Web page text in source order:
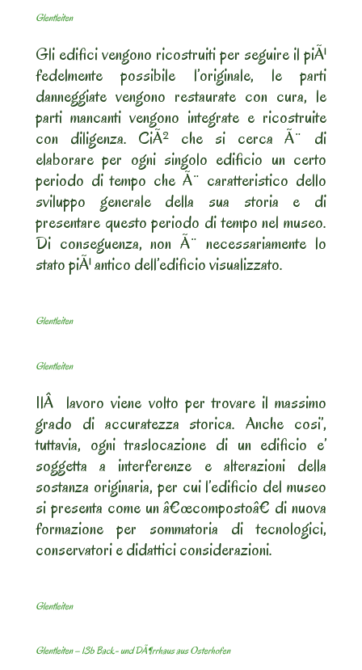
Glentleiten
Gli edifici vengono ricostruiti per seguire il piÃ¹
fedelmente possibile l’originale, le parti
danneggiate vengono restaurate con cura, le
parti mancanti vengono integrate e ricostruite
con diligenza. CiÃ² che si cerca Ã¨ di
elaborare per ogni singolo edificio un certo
periodo di tempo che Ã¨ caratteristico dello
sviluppo generale della sua storia e di
presentare questo periodo di tempo nel museo.
Di conseguenza, non Ã¨ necessariamente lo
stato piÃ¹ antico dell’edificio visualizzato.
Glentleiten
Glentleiten
IlÂ lavoro viene volto per trovare il massimo
grado di accuratezza storica. Anche cosi’,
tuttavia, ogni traslocazione di un edificio e’
soggetta a interferenze e alterazioni della
sostanza originaria, per cui l’edificio del museo
si presenta come un â€œcompostoâ€ di nuova
formazione per sommatoria di tecnologici,
conservatori e didattici considerazioni.
Glentleiten
Glentleiten – 13b Back- und DÃ¶rrhaus aus Osterhofen